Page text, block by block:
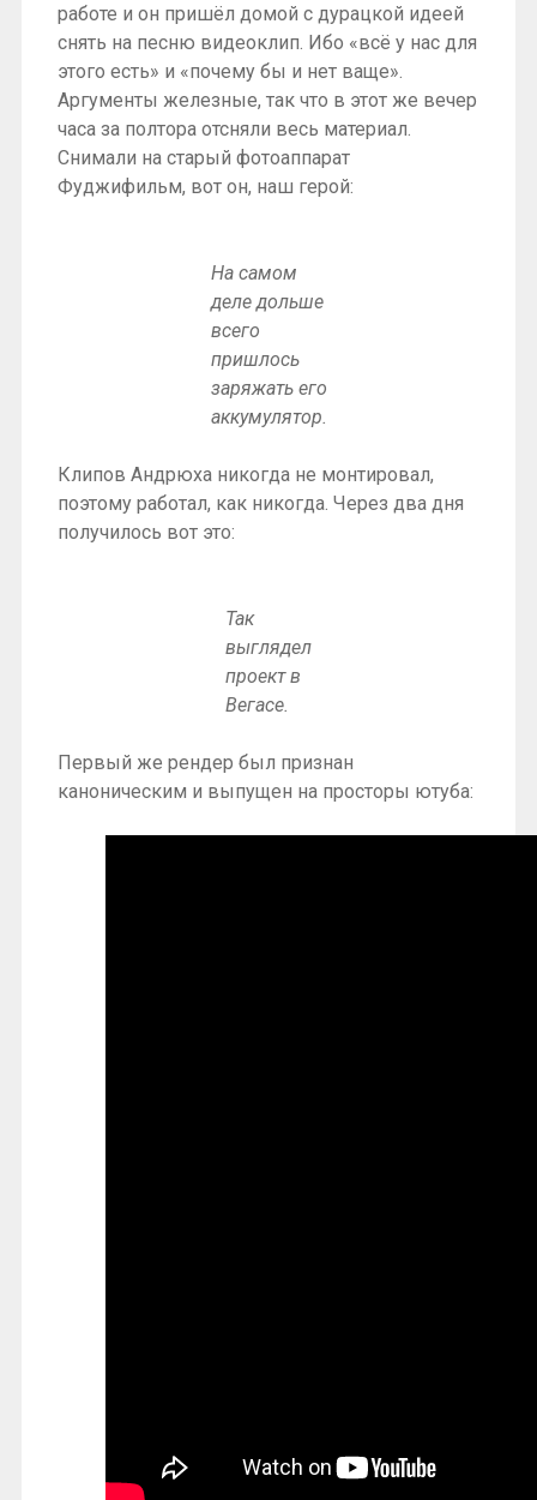
работе и он пришёл домой с дурацкой идеей
снять на песню видеоклип. Ибо «всё у нас для
этого есть» и «почему бы и нет ваще».
Аргументы железные, так что в этот же вечер
часа за полтора отсняли весь материал.
Снимали на старый фотоаппарат
Фуджифильм, вот он, наш герой:
На самом
деле дольше
всего
пришлось
заряжать его
аккумулятор.
Клипов Андрюха никогда не монтировал,
поэтому работал, как никогда. Через два дня
получилось вот это:
Так
выглядел
проект в
Вегасе.
Первый же рендер был признан
каноническим и выпущен на просторы ютуба: